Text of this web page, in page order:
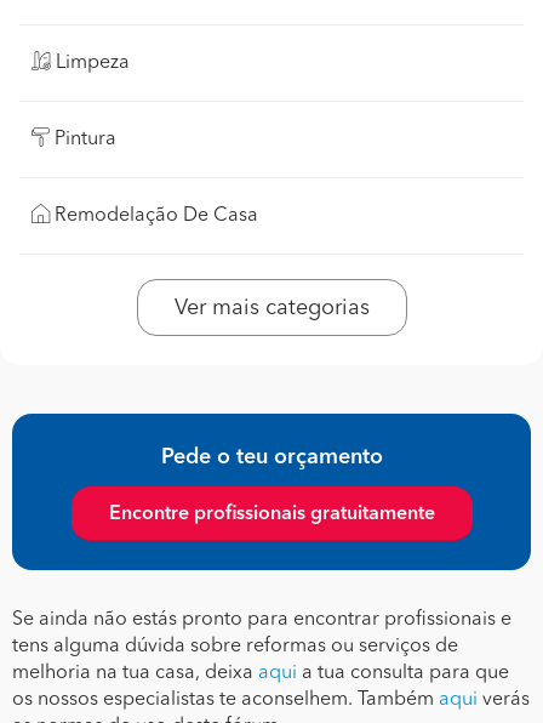
Limpeza
Pintura
Remodelação De Casa
Ver mais categorias
Pede o teu orçamento
Encontre profissionais gratuitamente
Se ainda não estás pronto para encontrar profissionais e
tens alguma dúvida sobre reformas ou serviços de
melhoria na tua casa, deixa aqui a tua consulta para que
os nossos especialistas te aconselhem. Também aqui verás